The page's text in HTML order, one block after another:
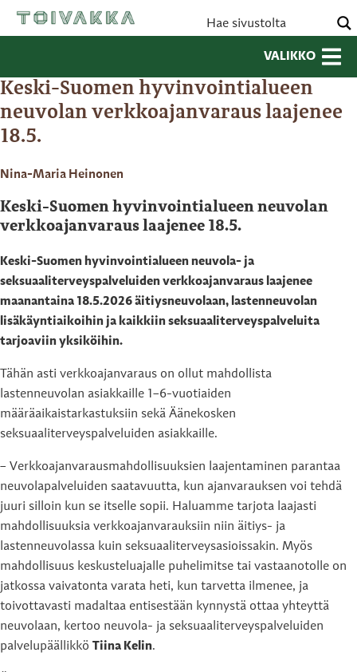
VALIKKO
Keski-Suomen hyvinvointialueen
neuvolan verkkoajanvaraus laajenee
18.5.
Nina-Maria Heinonen
Keski-Suomen hyvinvointialueen neuvolan
verkkoajanvaraus laajenee 18.5.
Keski-Suomen hyvinvointialueen neuvola- ja
seksuaaliterveyspalveluiden verkkoajanvaraus laajenee
maanantaina 18.5.2026 äitiysneuvolaan, lastenneuvolan
lisäkäyntiaikoihin ja kaikkiin seksuaaliterveyspalveluita
tarjoaviin yksiköihin.
Tähän asti verkkoajanvaraus on ollut mahdollista
lastenneuvolan asiakkaille 1–6-vuotiaiden
määräaikaistarkastuksiin sekä Äänekosken
seksuaaliterveyspalveluiden asiakkaille.
– Verkkoajanvarausmahdollisuuksien laajentaminen parantaa
neuvolapalveluiden saatavuutta, kun ajanvarauksen voi tehdä
juuri silloin kun se itselle sopii. Haluamme tarjota laajasti
mahdollisuuksia verkkoajanvarauksiin niin äitiys- ja
lastenneuvolassa kuin seksuaaliterveysasioissakin. Myös
mahdollisuus keskusteluajalle puhelimitse tai vastaanotolle on
jatkossa vaivatonta varata heti, kun tarvetta ilmenee, ja
toivottavasti madaltaa entisestään kynnystä ottaa yhteyttä
neuvolaan, kertoo neuvola- ja seksuaaliterveyspalveluiden
palvelupäällikkö Tiina Kelin.